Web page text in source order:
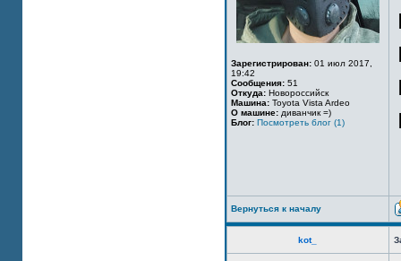
Зарегистрирован: 01 июл 2017,
19:42
Сообщения: 51
Откуда: Новороссийск
Машина: Toyota Vista Ardeo
О машине: диванчик =)
Блог: Посмотреть блог (1)
Вернуться к началу
kot_